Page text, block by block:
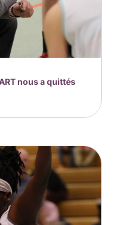
nous a quittés